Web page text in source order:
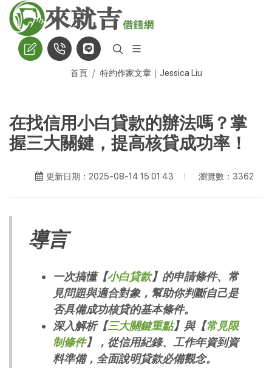
首頁 特約作家文章｜Jessica Liu
在找信用小白貸款的辦法嗎？掌
握三大關鍵，提高核貸成功率！
更新日期：2025-08-14 15:01:43 瀏覽數：3362
導言
一次搞懂【小白貸款】的申請條件、常
見問題與適合對象，幫助你判斷自己是
否具備成功核貸的基本條件。
深入解析【三大關鍵重點】與【常見限
制條件】，從信用紀錄、工作年資到資
料準備，全面說明貸款必備觀念。